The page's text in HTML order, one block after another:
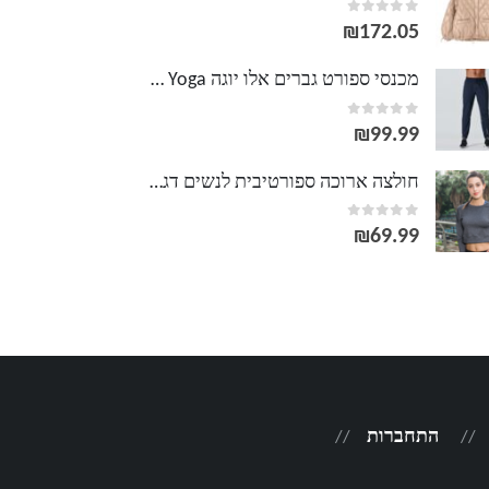
0
out of 5
₪172.05
מכנסי ספורט גברים אלו יוגה Alo Yoga
0
out of 5
₪99.99
חולצה ארוכה ספורטיבית לנשים דגם מילי
0
out of 5
₪69.99
התחברות